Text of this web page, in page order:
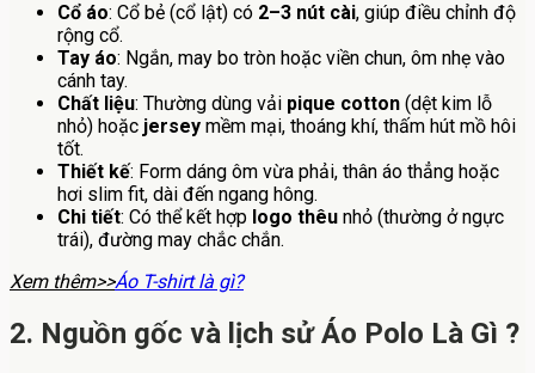
Cổ áo: Cổ bẻ (cổ lật) có 2–3 nút cài, giúp điều chỉnh độ
rộng cổ.
Tay áo: Ngắn, may bo tròn hoặc viền chun, ôm nhẹ vào
cánh tay.
Chất liệu: Thường dùng vải pique cotton (dệt kim lỗ
nhỏ) hoặc jersey mềm mại, thoáng khí, thấm hút mồ hôi
tốt.
Thiết kế: Form dáng ôm vừa phải, thân áo thẳng hoặc
hơi slim fit, dài đến ngang hông.
Chi tiết: Có thể kết hợp logo thêu nhỏ (thường ở ngực
trái), đường may chắc chắn.
Xem thêm>>Áo T-shirt là gì?
2. Nguồn gốc và lịch sử Áo Polo Là Gì ?